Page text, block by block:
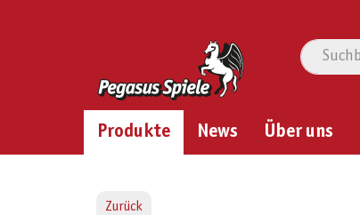
Produkte News Über uns
Zurück